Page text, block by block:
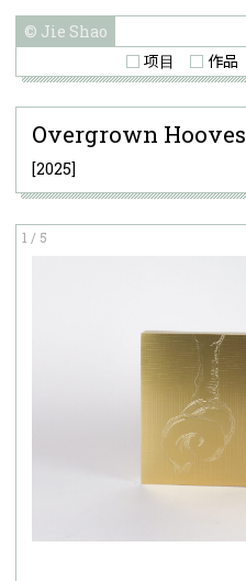
© Jie Shao
项⽬
作品
1 / 5
Overgrown Hooves
2025